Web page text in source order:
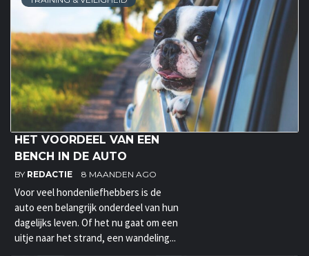
HET VOORDEEL VAN EEN
BENCH IN DE AUTO
BY REDACTIE 8 MAANDEN AGO
Voor veel hondenliefhebbers is de
auto een belangrijk onderdeel van hun
dagelijks leven. Of het nu gaat om een
uitje naar het strand, een wandeling...